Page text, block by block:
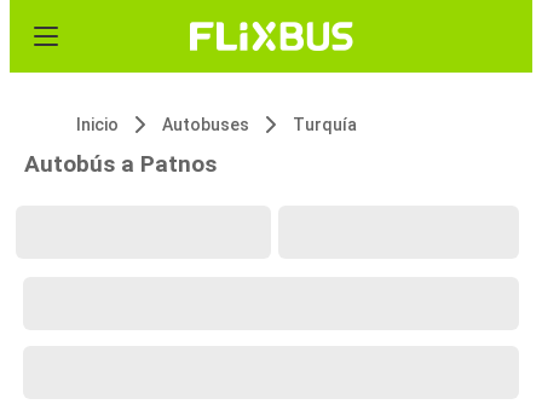
Inicio Autobuses Turquía
Autobús a Patnos